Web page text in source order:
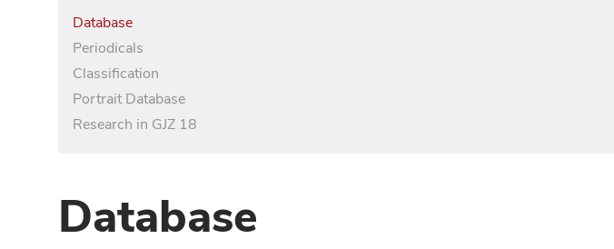
Database
Periodicals
Classification
Portrait Database
Research in GJZ 18
Database